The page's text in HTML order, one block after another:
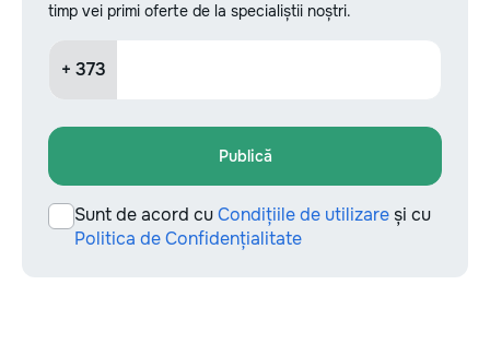
timp vei primi oferte de la specialiștii noștri.
+ 373
Publică
Sunt de acord cuCondițiile de utilizareși cu
Politica de Confidențialitate